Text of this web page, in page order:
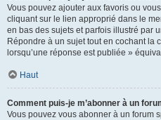
Vous pouvez ajouter aux favoris ou
cliquant sur le lien approprié dans le
en bas des sujets et parfois illustré par
Répondre à un sujet tout en cochant la
lorsqu’une réponse est publiée »
Haut
Comment puis-je m’abonner à un
Vous pouvez vous abonner à un forum